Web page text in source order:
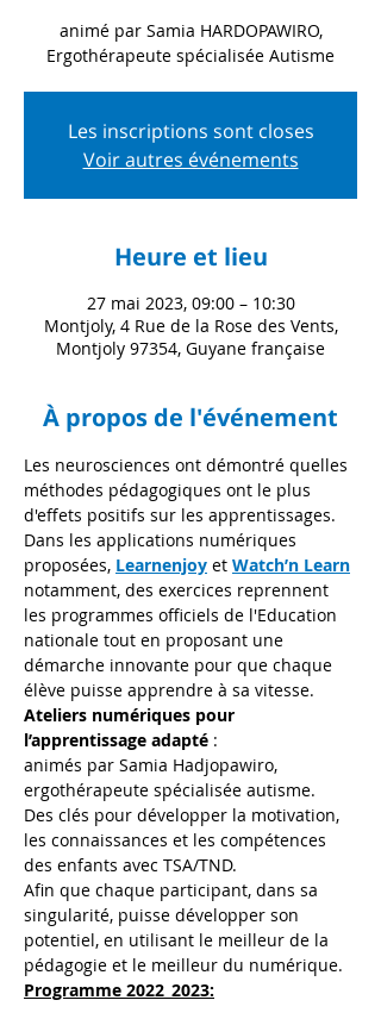
animé par Samia HARDOPAWIRO,
Ergothérapeute spécialisée Autisme
Les inscriptions sont closes
Voir autres événements
Heure et lieu
27 mai 2023, 09:00 – 10:30
Montjoly, 4 Rue de la Rose des Vents,
Montjoly 97354, Guyane française
À propos de l'événement
Les neurosciences ont démontré quelles
méthodes pédagogiques ont le plus
d'effets positifs sur les apprentissages.
Dans les applications numériques
proposées, Learnenjoy et Watch’n Learn
notamment, des exercices reprennent
les programmes officiels de l'Education
nationale tout en proposant une
démarche innovante pour que chaque
élève puisse apprendre à sa vitesse.
Ateliers numériques pour
l’apprentissage adapté :
animés par Samia Hadjopawiro,
ergothérapeute spécialisée autisme.
Des clés pour développer la motivation,
les connaissances et les compétences
des enfants avec TSA/TND.
Afin que chaque participant, dans sa
singularité, puisse développer son
potentiel, en utilisant le meilleur de la
pédagogie et le meilleur du numérique.
Programme 2022_2023: